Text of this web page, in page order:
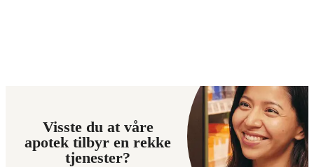
Visste du at våre
apotek tilbyr en rekke
tjenester?